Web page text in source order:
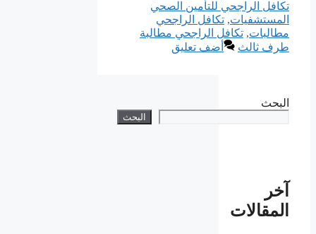
تكافل الراجحي للتأمين الصحي
المستشفيات, تكافل الراجحي
مطالبات, تكافل الراجحي مطالبة
طرف ثالث
أضف تعليق
البحث
البحث
آخر
المقالات